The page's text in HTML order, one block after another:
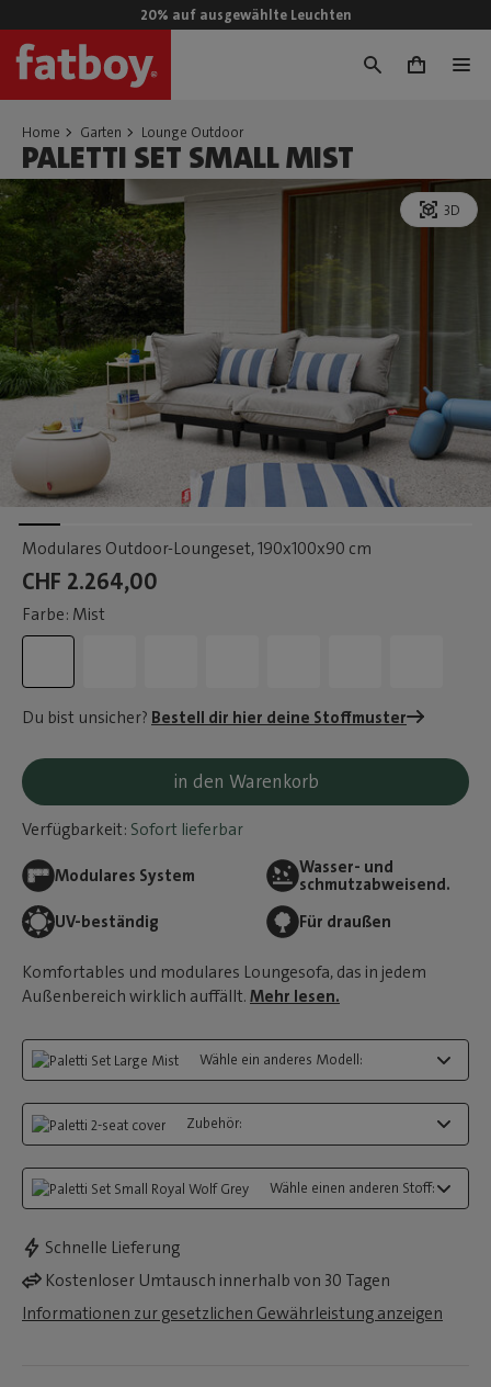
20% auf ausgewählte Leuchten
0
Home Garten Lounge Outdoor
PALETTI SET SMALL MIST
3D
Modulares Outdoor-Loungeset, 190x100x90 cm
CHF 2.264,00
Farbe: Mist
Du bist unsicher? Bestell dir hier deine Stoffmuster
in den Warenkorb
Verfügbarkeit: Sofort lieferbar
Modulares System
Wasser- und
schmutzabweisend.
UV-beständig
Für draußen
Komfortables und modulares Loungesofa, das in jedem
Außenbereich wirklich auffällt. Mehr lesen.
Wähle ein anderes Modell:
Zubehör:
Wähle einen anderen Stoff:
Schnelle Lieferung
Kostenloser Umtausch innerhalb von 30 Tagen
Informationen zur gesetzlichen Gewährleistung anzeigen